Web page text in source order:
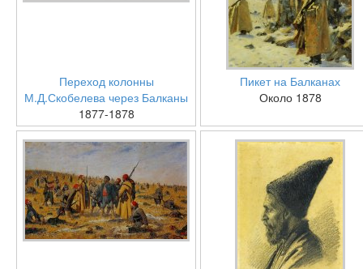
Переход колонны
М.Д.Скобелева через Балканы
1877-1878
Пикет на Балканах
Около 1878